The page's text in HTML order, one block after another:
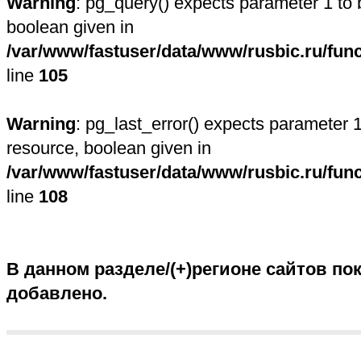
boolean given in
/var/www/fastuser/data/www/rusbic.ru/
line 105
Warning: pg_last_error() expects parameter
resource, boolean given in
/var/www/fastuser/data/www/rusbic.ru/
line 108
В данном разделе/(+)регионе сайтов
добавлено.